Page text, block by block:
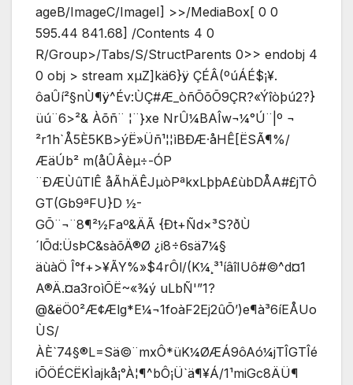
ageB/ImageC/ImageI] >>/MediaBox[ 0 0
595.44 841.68] /Contents 4 0
R/Group>/Tabs/S/StructParents 0>> endobj 4
0 obj > stream xµZ]kä6}ÿ ÇÉÂ(ºúÁÉ$¡¥.
ôaÛí²§nÙ¶ÿ^Év:ÙÇ#Æ_òñÕõÕ9ÇR?«Ýîòþú2?}
üú¨6>²& Àõñ¨ ¦¨}xe NrÛ¼BAÎw¬¼°Ú¨|º ¬
²r1h`Å5È5KB>ýË»Üñ¹¦¦ìBÐÆ·åHÊ[ËSÃ¶%­/
ÆäÚb² m(åÛÂèµ÷-ÓP
¨ÐÆÙûTlÊ åÃhÄÊJµòPªkxLþþA£ùbDÅA#£jTÔ
GT(Gb9ªFU}D ½-
GÕ¨¬¨8¶²½Faº&ÄÃ {Ðt+Ñd×³S?ðÙ
´lÕd:ÜsÞC&sàõÄ®Ø ¿i8÷6sä7¼§
äùàÖ Î°f+>¥ÃY%»$4rÔl/(K¼¸³¹íâîIUô#©^d¤1
A®Ä.¤a3roìÕË~«¾ý uLbÑ'”1?
@&ëÖ0²Æ¢Ælg*E¼¬1foàF2Ej2ûÕ’)e¶à³6íEÅUo
ÙS/
ÀÈ`74§®L=Sä©¨mxÔ*üK¼ØÆÁ9ôAó¼jTÎGTÎé
iÕÖÉCËKÌajkå¡°À¦¶^bÔ¡Ü`ä¶¥Á/1¹miGc8ÄÜ¶